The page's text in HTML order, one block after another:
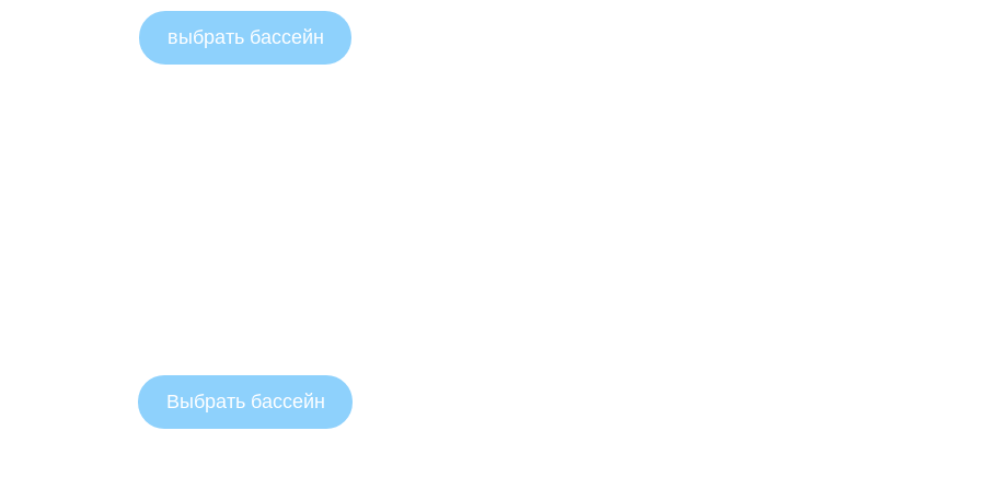
выбрать бассейн
Выбрать бассейн